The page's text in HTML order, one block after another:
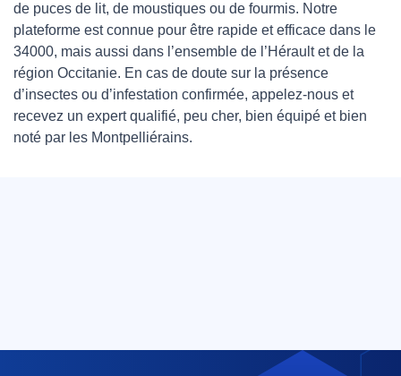
de puces de lit, de moustiques ou de fourmis. Notre
plateforme est connue pour être rapide et efficace dans le
34000, mais aussi dans l’ensemble de l’Hérault et de la
région Occitanie. En cas de doute sur la présence
d’insectes ou d’infestation confirmée, appelez-nous et
recevez un expert qualifié, peu cher, bien équipé et bien
noté par les Montpelliérains.